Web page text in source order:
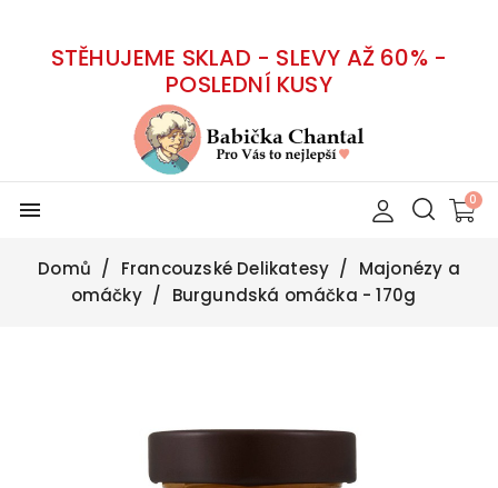
STĚHUJEME SKLAD - SLEVY AŽ 60% -
POSLEDNÍ KUSY
menu
Domů Francouzské Delikatesy
Majonézy a
omáčky
Burgundská omáčka - 170g